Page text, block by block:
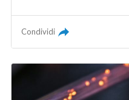
Condividi